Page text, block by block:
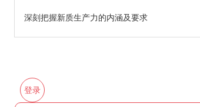
深刻把握新质生产力的内涵及要求
登录